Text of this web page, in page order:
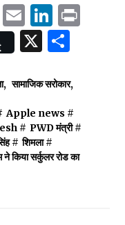
Email
X
, सामाजिक सरोकार,
Apple news #
# PWD मंत्री#
# शिमला#
किया सर्कुलर रोड का